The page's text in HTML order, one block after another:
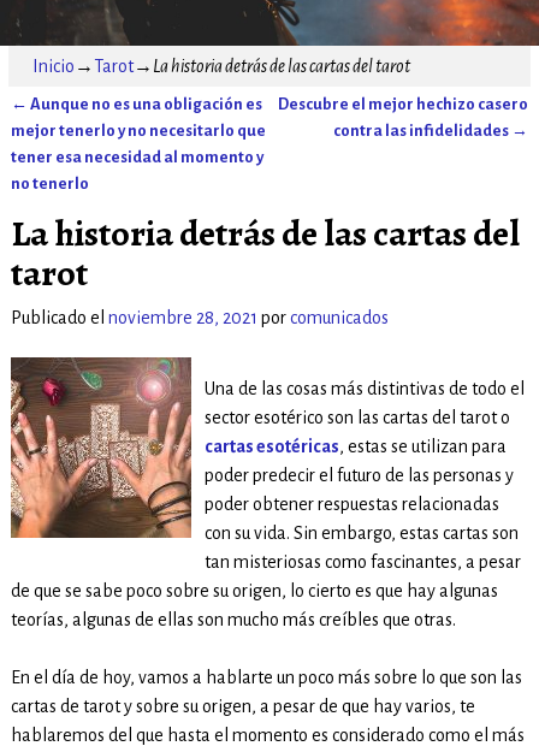
Inicio → Tarot→ La historia detrás de las cartas del tarot
Navegación de entradas
← Aunque no es una obligación es
mejor tenerlo y no necesitarlo que
tener esa necesidad al momento y
no tenerlo
Descubre el mejor hechizo casero
contra las infidelidades →
La historia detrás de las cartas del
tarot
Publicado el noviembre 28, 2021 porcomunicados
Una de las cosas más distintivas de todo el
sector esotérico son las cartas del tarot o
cartas esotéricas, estas se utilizan para
poder predecir el futuro de las personas y
poder obtener respuestas relacionadas
con su vida. Sin embargo, estas cartas son
tan misteriosas como fascinantes, a pesar
de que se sabe poco sobre su origen, lo cierto es que hay algunas
teorías, algunas de ellas son mucho más creíbles que otras.
En el día de hoy, vamos a hablarte un poco más sobre lo que son las
cartas de tarot y sobre su origen, a pesar de que hay varios, te
hablaremos del que hasta el momento es considerado como el más